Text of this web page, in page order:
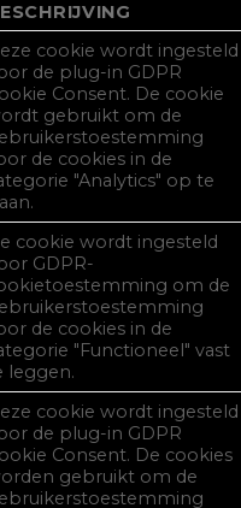
cookie wordt ingesteld
de plug-in GDPR
Consent. De cookie
gebruikt om de
de cookies in de
"Analytics" op te
cookie wordt ingesteld
GDPR-
om de
de cookies in de
"Functioneel" vast
leggen.
cookie wordt ingesteld
de plug-in GDPR
Consent. De cookies
gebruikt om de